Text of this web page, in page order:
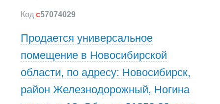
Код c57074029
Продается универсальное
помещение в Новосибирской
области, по адресу: Новосибирск,
район Железнодорожный, Ногина